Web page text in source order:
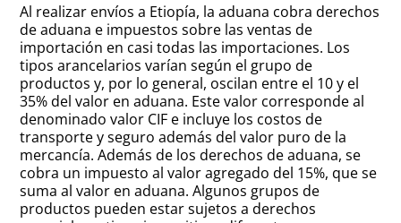
Al realizar envíos a Etiopía, la aduana cobra derechos
de aduana e impuestos sobre las ventas de
importación en casi todas las importaciones. Los
tipos arancelarios varían según el grupo de
productos y, por lo general, oscilan entre el 10 y el
35% del valor en aduana. Este valor corresponde al
denominado valor CIF e incluye los costos de
transporte y seguro además del valor puro de la
mercancía. Además de los derechos de aduana, se
cobra un impuesto al valor agregado del 15%, que se
suma al valor en aduana. Algunos grupos de
productos pueden estar sujetos a derechos